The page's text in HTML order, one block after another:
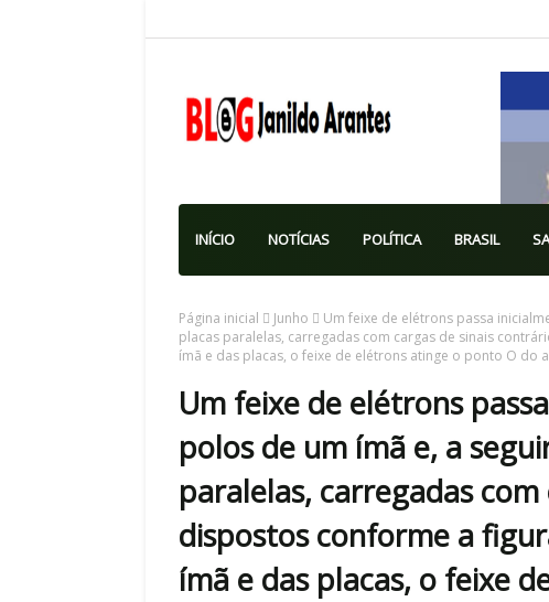
INÍCIO NOTÍCIAS POLÍTICA BRASIL
Página inicial Junho
Um feixe de elétrons passa
placas paralelas, carregadas com cargas de sinais
ímã e das placas, o feixe de elétrons atinge o ponto O do
Um feixe de elétrons
polos de um ímã e, a
paralelas, carregadas
dispostos conforme a
ímã e das placas, o feixe